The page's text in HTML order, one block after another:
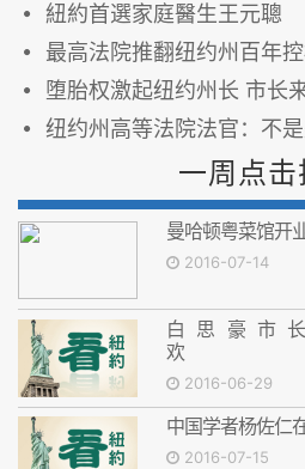
紐約首選家庭醫生王元聰
最高法院推翻纽约州百年
堕胎权激起纽约州长 市长
纽约州高等法院法官：不
一周点击
曼哈顿粤菜馆开
2016-07-14
白思豪市
世界孔子基金会
2016-06-29
中国学者杨佐仁
2016-07-15